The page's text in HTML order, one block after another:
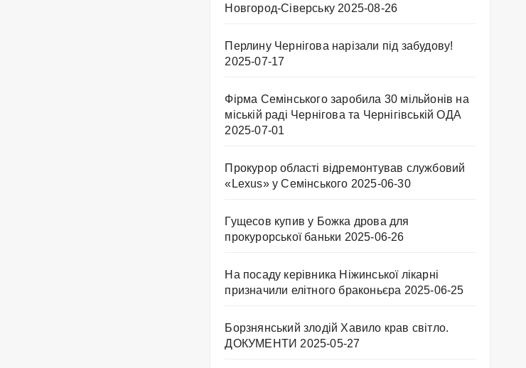
Новгород-Сіверську 2025-08-26
Перлину Чернігова нарізали під забудову!
2025-07-17
Фірма Семінського заробила 30 мільйонів на
міській раді Чернігова та Чернігівській ОДА
2025-07-01
Прокурор області відремонтував службовий
«Lexus» у Семінського 2025-06-30
Гущесов купив у Божка дрова для
прокурорської баньки 2025-06-26
На посаду керівника Ніжинської лікарні
призначили елітного браконьєра 2025-06-25
Борзнянський злодій Хавило крав світло.
ДОКУМЕНТИ 2025-05-27